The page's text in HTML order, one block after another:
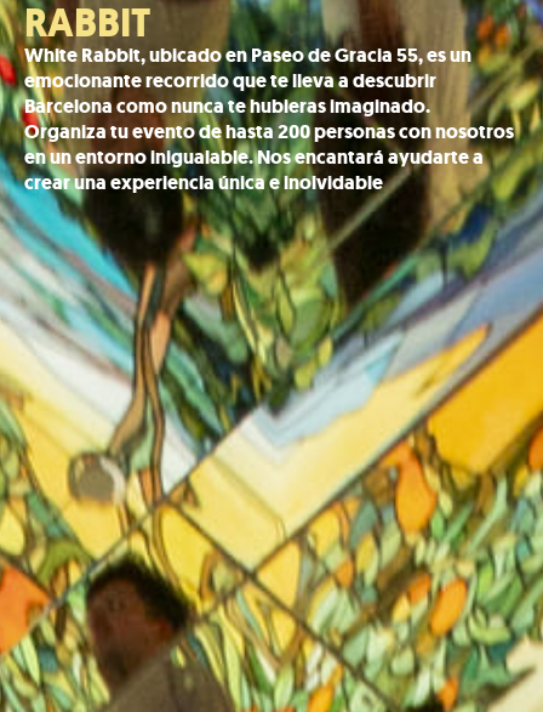
RABBIT
White Rabbit, ubicado en Paseo de Gracia 55, es un
emocionante recorrido que te lleva a descubrir
Barcelona como nunca te hubieras imaginado.
Organiza tu evento de hasta 200 personas con nosotros
en un entorno inigualable. Nos encantará ayudarte a
crear una experiencia única e inolvidable